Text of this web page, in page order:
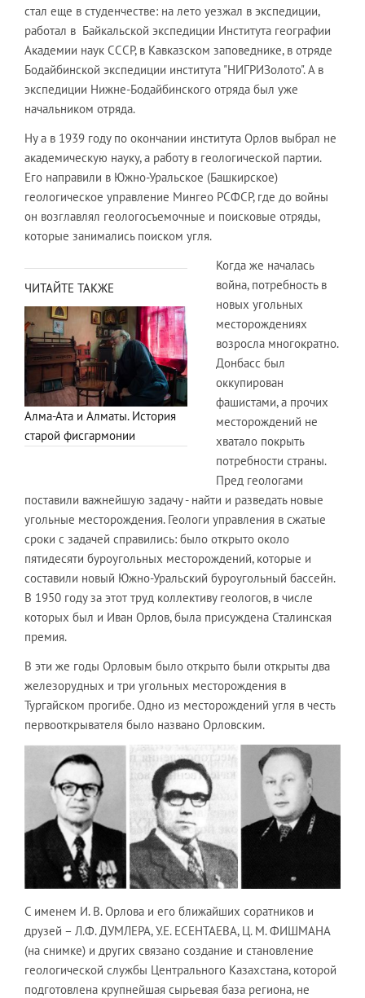
стал еще в студенчестве: на лето уезжал в экспедиции,
работал в Байкальской экспедиции Института географии
Академии наук СССР, в Кавказском заповеднике, в отряде
Бодайбинской экспедиции института "НИГРИЗолото". А в
экспедиции Нижне-Бодайбинского отряда был уже
начальником отряда.
Ну а в 1939 году по окончании института Орлов выбрал не
академическую науку, а работу в геологической партии.
Его направили в Южно-Уральское (Башкирское)
геологическое управление Мингео РСФСР, где до войны
он возглавлял геологосъемочные и поисковые отряды,
которые занимались поиском угля.
ЧИТАЙТЕ ТАКЖЕ
Алма-Ата и Алматы. История
старой фисгармонии
Когда же началась
война, потребность в
новых угольных
месторождениях
возросла многократно.
Донбасс был
оккупирован
фашистами, а прочих
месторождений не
хватало покрыть
потребности страны.
Пред геологами
поставили важнейшую задачу - найти и разведать новые
угольные месторождения. Геологи управления в сжатые
сроки с задачей справились: было открыто около
пятидесяти буроугольных месторождений, которые и
составили новый Южно-Уральский буроугольный бассейн.
В 1950 году за этот труд коллективу геологов, в числе
которых был и Иван Орлов, была присуждена Сталинская
премия.
В эти же годы Орловым было открыто были открыты два
железорудных и три угольных месторождения в
Тургайском прогибе. Одно из месторождений угля в честь
первооткрывателя было названо Орловским.
С именем И. В. Орлова и его ближайших соратников и
друзей – Л.Ф. ДУМЛЕРА, У.Е. ЕСЕНТАЕВА, Ц. М. ФИШМАНА
(на снимке) и других связано создание и становление
геологической службы Центрального Казахстана, которой
подготовлена крупнейшая сырьевая база региона, не